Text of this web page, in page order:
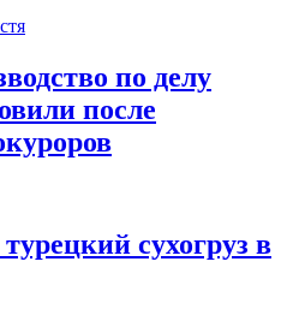
по делу
после
сухогруз в